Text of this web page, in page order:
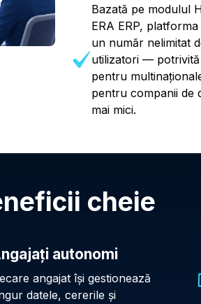
Bazată pe modulul
ERA ERP,
un număr nelimitat
utilizatori —
pentru
pentru companii de
mai mici.
cheie
autonomi
angajat își gestionează
datele, cererile și